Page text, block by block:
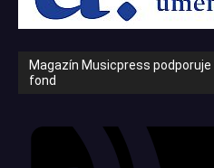
Magazín Musicpress
fond